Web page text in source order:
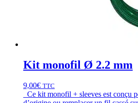
Kit monofil Ø 2.2 mm
9,00€ TTC
Ce kit monofil + sleeves est conçu